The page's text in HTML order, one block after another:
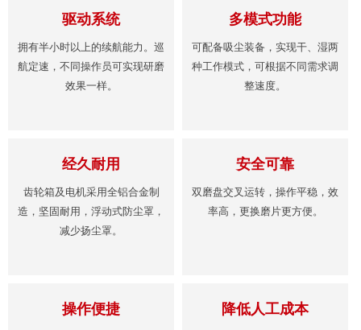
驱动系统
拥有半小时以上的续航能力。巡
航定速，不同操作员可实现研磨
效果一样。
多模式功能
可配备吸尘装备，实现干、湿两
种工作模式，可根据不同需求调
整速度。
经久耐用
齿轮箱及电机采用全铝合金制
造，坚固耐用，浮动式防尘罩，
减少扬尘罩。
安全可靠
双磨盘交叉运转，操作平稳，效
率高，更换磨片更方便。
操作便捷 降低人工成本